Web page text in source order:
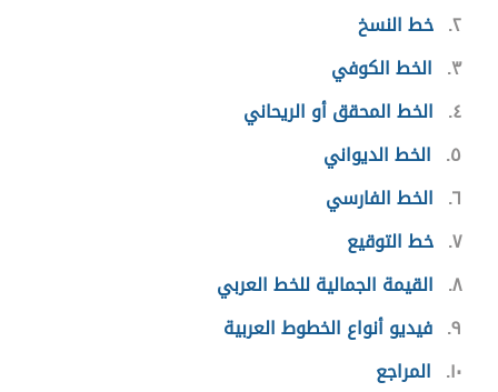
٢ خط النسخ
٣
الخط الكوفي
٤
الخط المحقق أو الريحاني
٥
الخط الديواني
٦ الخط الفارسي
٧ خط التوقيع
٨ القيمة الجمالية للخط العربي
٩ فيديو أنواع الخطوط العربية
١٠
المراجع